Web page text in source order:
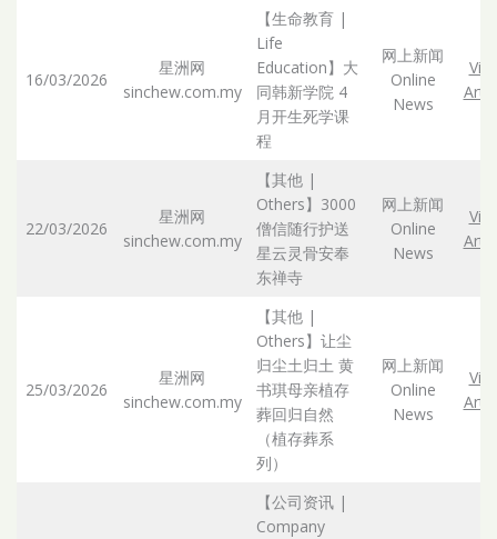
16/03/2026
星洲网
sinchew.com.my
【生命教育 |
Life
Education】大
同韩新学院 4
月开生死学课
程
网上新闻
Online
News
22/03/2026
星洲网
sinchew.com.my
【其他 |
Others】3000
僧信随行护送
星云灵骨安奉
东禅寺
网上新闻
Online
News
25/03/2026
星洲网
sinchew.com.my
【其他 |
Others】让尘
归尘土归土 黄
书琪母亲植存
葬回归自然
（植存葬系
列）
网上新闻
Online
News
【公司资讯 |
Company